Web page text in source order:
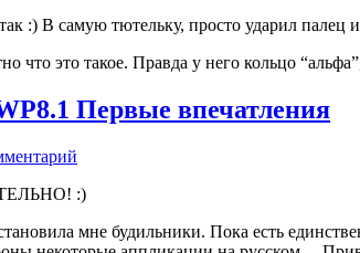
:) В самую тютельку, просто ударил палец
что это такое. Правда у него кольцо
Первые впечатления
:)
мне будильники. Пока есть